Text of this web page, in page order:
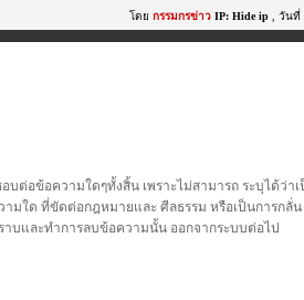
โดย กรรมกรข่าว IP: Hide ip , วันที่
ต่อข้อความใดๆทั้งสิ้น เพราะไม่สามารถ ระบุได้ว่าเ
มใด ที่ขัดต่อกฎหมายและ ศีลธรรม หรือเป็นการกลั่น
าบและทำการลบข้อความนั้น ออกจากระบบต่อไป